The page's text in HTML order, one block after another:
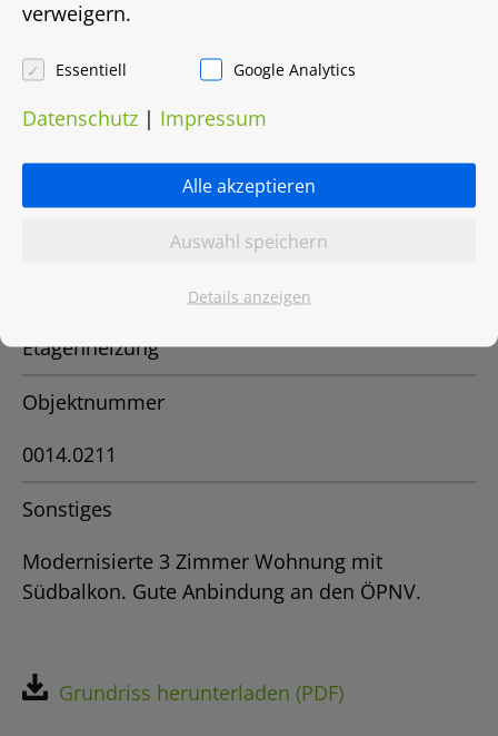
Bedarfsausweis
Energiebedarf in Kwh/(m²/a)
185
Etagenheizung
Objektnummer
0014.0211
Sonstiges
Modernisierte 3 Zimmer Wohnung mit
Südbalkon. Gute Anbindung an den ÖPNV.
Grundriss herunterladen (PDF)
verweigern.
Essentiell Google Analytics
Datenschutz | Impressum
Alle akzeptieren
Auswahl speichern
Details anzeigen